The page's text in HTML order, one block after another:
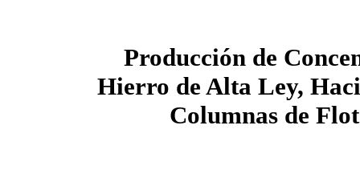
Producción de
Hierro de Alta Ley,
Columnas de